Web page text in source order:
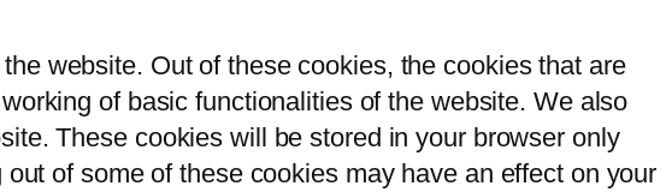
website. Out of these cookies, the cookies that are
of basic functionalities of the website. We also
These cookies will be stored in your browser only
of some of these cookies may have an effect on your